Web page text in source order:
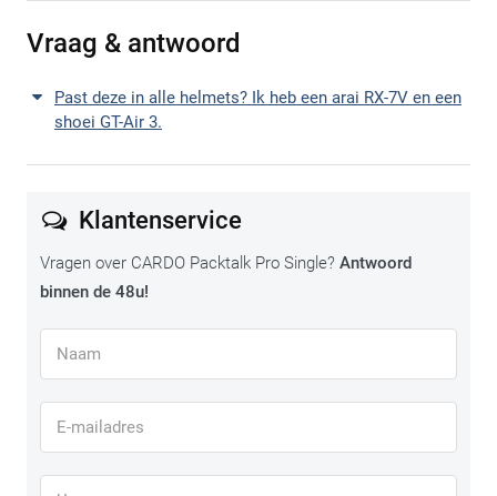
Vraag & antwoord
Past deze in alle helmets? Ik heb een arai RX-7V en een
shoei GT-Air 3.
Klantenservice
Vragen over CARDO Packtalk Pro Single? Antwoord
binnen de 48u!